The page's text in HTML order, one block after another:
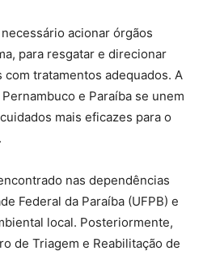
acionar órgãos
para resgatar e direcionar
com tratamentos adequados. A
e Paraíba se unem
mais eficazes para o
nas dependências
Federal da Paraíba (UFPB) e
local. Posteriormente,
de Triagem e Reabilitação de